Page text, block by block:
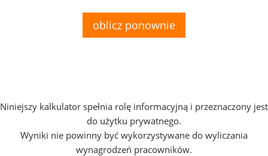
oblicz ponownie
Niniejszy kalkulator spełnia rolę informacyjną i przeznaczony jest
do użytku prywatnego.
Wyniki nie powinny być wykorzystywane do wyliczania
wynagrodzeń pracowników.